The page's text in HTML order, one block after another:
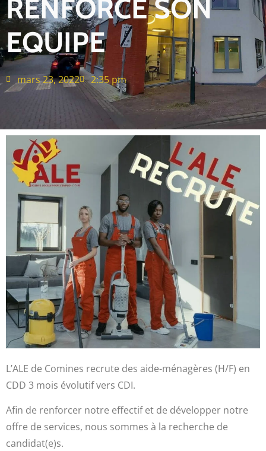
RENFORCE SON
EQUIPE
mars 23, 2022 2:35 pm
L’ALE de Comines recrute des aide-ménagères (H/F) en
CDD 3 mois évolutif vers CDI.
Afin de renforcer notre effectif et de développer notre
offre de services, nous sommes à la recherche de
candidat(e)s.